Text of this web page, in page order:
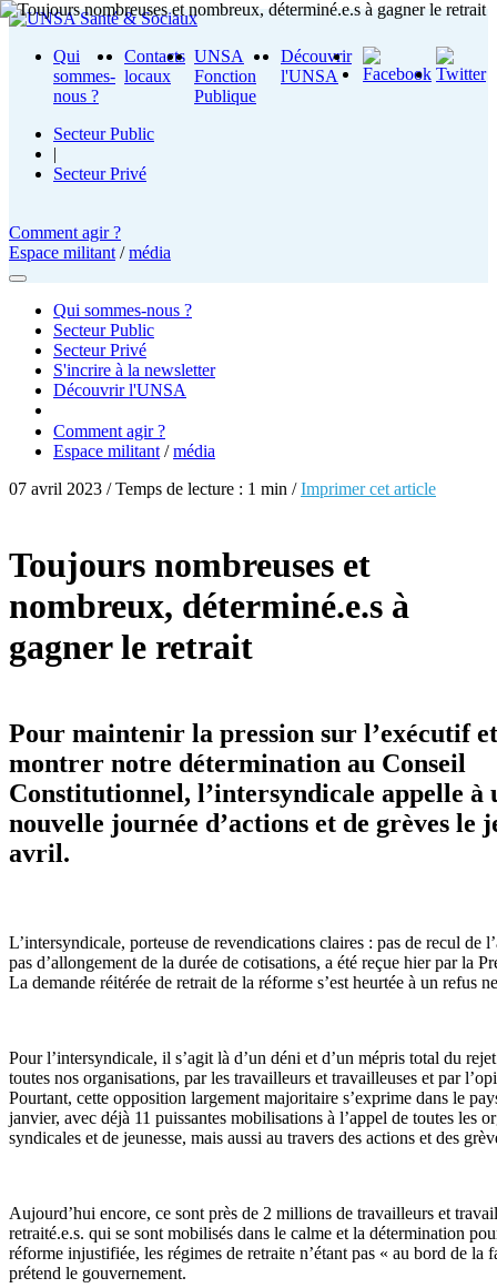
Qui
sommes-
nous ?
Contacts
locaux
UNSA
Fonction
Publique
Découvrir
l'UNSA
Secteur Public
|
Secteur Privé
Comment agir ?
Espace militant /média
Qui sommes-nous ?
Secteur Public
Secteur Privé
S'incrire à la newsletter
Découvrir l'UNSA
Comment agir ?
Espace militant /média
07 avril 2023 / Temps de lecture : 1 min /Imprimer cet article
Toujours nombreuses et
nombreux, déterminé.e.s à
gagner le retrait
Pour maintenir la pression sur l’exécutif
montrer notre détermination au Conseil
Constitutionnel, l’intersyndicale appelle à
nouvelle journée d’actions et de grèves le
avril.
L’intersyndicale, porteuse de revendications claires : pas de recul de
pas d’allongement de la durée de cotisations, a été reçue hier par la
La demande réitérée de retrait de la réforme s’est heurtée à un refus
Pour l’intersyndicale, il s’agit là d’un déni et d’un mépris total du
toutes nos organisations, par les travailleurs et travailleuses et par
Pourtant, cette opposition largement majoritaire s’exprime dans le
janvier, avec déjà 11 puissantes mobilisations à l’appel de toutes les
syndicales et de jeunesse, mais aussi au travers des actions et des
Aujourd’hui encore, ce sont près de 2 millions de travailleurs et
retraité.e.s. qui se sont mobilisés dans le calme et la détermination
réforme injustifiée, les régimes de retraite n’étant pas « au bord de la
prétend le gouvernement.